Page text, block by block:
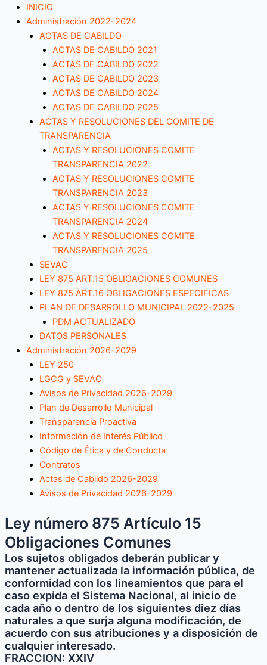
contenido
Menú
INICIO
Administración 2022-2024
ACTAS DE CABILDO
ACTAS DE CABILDO 2021
ACTAS DE CABILDO 2022
ACTAS DE CABILDO 2023
ACTAS DE CABILDO 2024
ACTAS DE CABILDO 2025
ACTAS Y RESOLUCIONES DEL COMITE DE
TRANSPARENCIA
ACTAS Y RESOLUCIONES COMITE
TRANSPARENCIA 2022
ACTAS Y RESOLUCIONES COMITE
TRANSPARENCIA 2023
ACTAS Y RESOLUCIONES COMITE
TRANSPARENCIA 2024
ACTAS Y RESOLUCIONES COMITE
TRANSPARENCIA 2025
SEVAC
LEY 875 ART.15 OBLIGACIONES COMUNES
LEY 875 ART.16 OBLIGACIONES ESPECIFICAS
PLAN DE DESARROLLO MUNICIPAL 2022-2025
PDM ACTUALIZADO
DATOS PERSONALES
Administración 2026-2029
LEY 250
LGCG y SEVAC
Avisos de Privacidad 2026-2029
Plan de Desarrollo Municipal
Transparencia Proactiva
Información de Interés Público
Código de Ética y de Conducta
Contratos
Actas de Cabildo 2026-2029
Avisos de Privacidad 2026-2029
Ley número 875 Artículo 15
Obligaciones Comunes
Los sujetos obligados deberán publicar y
mantener actualizada la información pública, de
conformidad con los lineamientos que para el
caso expida el Sistema Nacional, al inicio de
cada año o dentro de los siguientes diez días
naturales a que surja alguna modificación, de
acuerdo con sus atribuciones y a disposición de
cualquier interesado.
FRACCION: XXIV